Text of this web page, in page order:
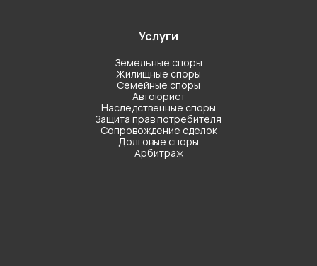
Земельные споры
Жилищные споры
Семейные споры
Автоюрист
Наследственные споры
Защита прав потребителя
Сопровождение сделок
Долговые споры
Арбитраж
Услуги